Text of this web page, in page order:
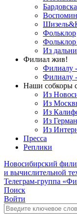
Фольклор
Из
Филиал жив!
Филиалу
Филиалу
Наши собкоры
Из
Из
Из
Из
Из
Пресса
Реплики
Новосибирский
и вычислительной
Телеграм-группа
Поиск
Войти